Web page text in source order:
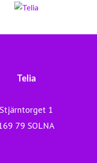
Telia
Stjärntorget 1
79 SOLNA